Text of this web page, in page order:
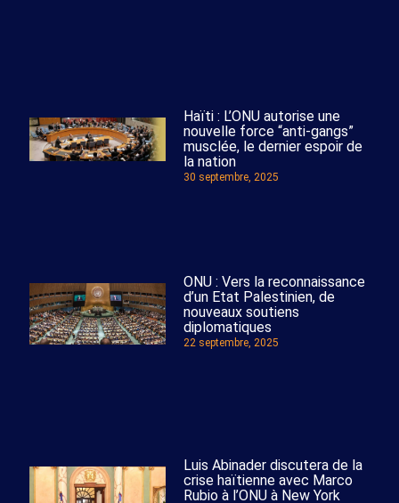
Haïti : L’ONU autorise une
nouvelle force “anti-gangs”
musclée, le dernier espoir de
la nation
30 septembre, 2025
ONU : Vers la reconnaissance
d’un Etat Palestinien, de
nouveaux soutiens
diplomatiques
22 septembre, 2025
Luis Abinader discutera de la
crise haïtienne avec Marco
Rubio à l’ONU à New York